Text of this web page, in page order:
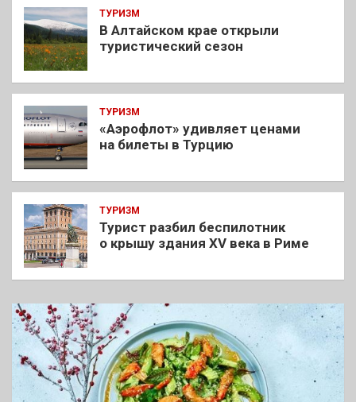
ТУРИЗМ
В Алтайском крае открыли
туристический сезон
ТУРИЗМ
«Аэрофлот» удивляет ценами
на билеты в Турцию
ТУРИЗМ
Турист разбил беспилотник
о крышу здания XV века в Риме